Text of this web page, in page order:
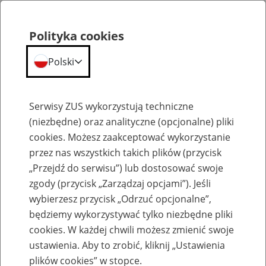
Emerytury
Baza zlikwidowanych lub
przekształconych zakładów pracy
Polityka cookies
Polski
Serwisy ZUS wykorzystują techniczne
(niezbędne) oraz analityczne (opcjonalne) pliki
cookies. Możesz zaakceptować wykorzystanie
przez nas wszystkich takich plików (przycisk
„Przejdź do serwisu”) lub dostosować swoje
zgody (przycisk „Zarządzaj opcjami”). Jeśli
wybierzesz przycisk „Odrzuć opcjonalne”,
będziemy wykorzystywać tylko niezbędne pliki
cookies. W każdej chwili możesz zmienić swoje
ustawienia. Aby to zrobić, kliknij „Ustawienia
plików cookies” w stopce.